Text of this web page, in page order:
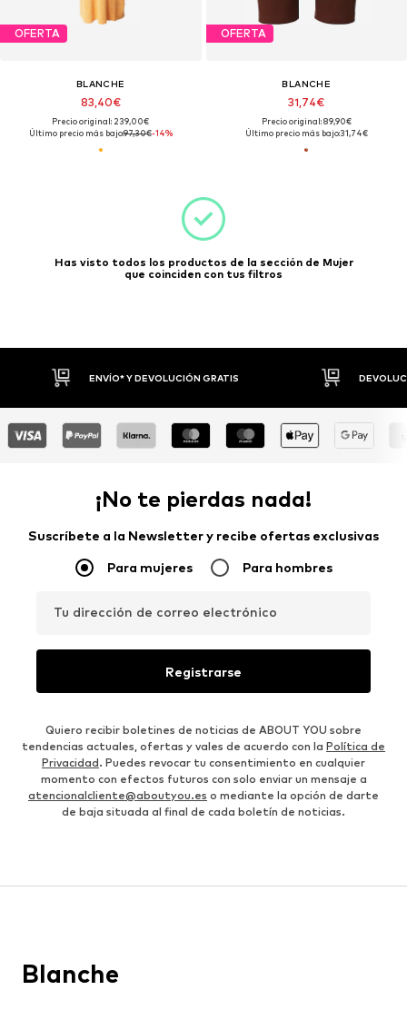
OFERTA
BLANCHE
83,40€
Precio original: 239,00€
Último precio más bajo:97,30€-14%
OFERTA
BLANCHE
31,74€
Precio original: 89,90€
Último precio más bajo:31,74€
Has visto todos los productos de la sección de Mujer
que coinciden con tus filtros
ENVÍO* Y DEVOLUCIÓN GRATIS
¡No te pierdas nada!
Suscríbete a la Newsletter y recibe ofertas exclusivas
Para mujeres Para hombres
Tu dirección de correo electrónico
Registrarse
Quiero recibir boletines de noticias de ABOUT YOU sobre
tendencias actuales, ofertas y vales de acuerdo con la Política de
Privacidad. Puedes revocar tu consentimiento en cualquier
momento con efectos futuros con solo enviar un mensaje a
atencionalcliente@aboutyou.es o mediante la opción de darte
de baja situada al final de cada boletín de noticias.
Blanche